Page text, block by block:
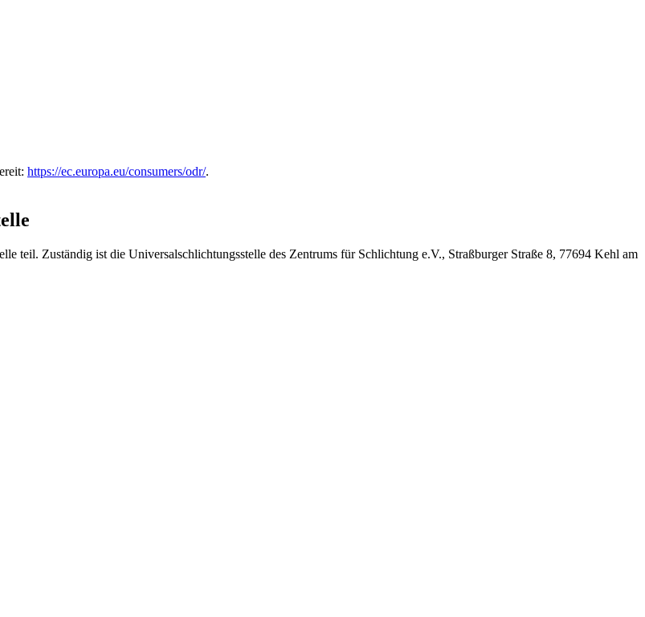
https://ec.europa.eu/consumers/odr/.
teil. Zuständig ist die Universalschlichtungsstelle des Zentrums für Schlichtung e.V., Straßburger Straße 8, 77694 Kehl am